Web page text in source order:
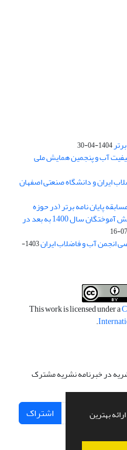
بهترین
1404-04-30
آب و پنجمین همایش ملی
ایران و دانشگاه صنعتی اصفهان
پایان نامه برتر (در حوزه
علوم و مهندسی آب و فاضلاب) ویژه دانش آموختگان سال 1400 به بعد در
انجمن آب و فاضلاب ایران
1403-
This work is licensed under a
.
در خبرنامه نشریه مشترک
اشتراک